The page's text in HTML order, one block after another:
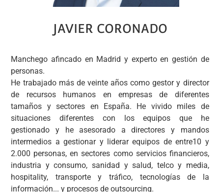
JAVIER CORONADO
Manchego afincado en Madrid y experto en gestión de
personas.
He trabajado más de veinte años como gestor y director
de recursos humanos en empresas de diferentes
tamaños y sectores en España. He vivido miles de
situaciones diferentes con los equipos que he
gestionado y he asesorado a directores y mandos
intermedios a gestionar y liderar equipos de entre10 y
2.000 personas, en sectores como servicios financieros,
industria y consumo, sanidad y salud, telco y media,
hospitality, transporte y tráfico, tecnologías de la
información... y procesos de outsourcing.